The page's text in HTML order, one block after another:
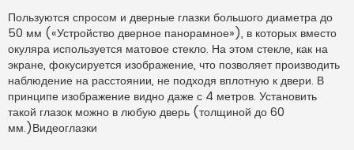
Пользуются спросом и дверные глазки большого диаметра до
50 мм («Устройство дверное панорамное»), в которых вместо
окуляра используется матовое стекло. На этом стекле, как на
экране, фокусируется изображение, что позволяет производить
наблюдение на расстоянии, не подходя вплотную к двери. В
принципе изображение видно даже с 4 метров. Установить
такой глазок можно в любую дверь (толщиной до 60
мм.)Видеоглазки